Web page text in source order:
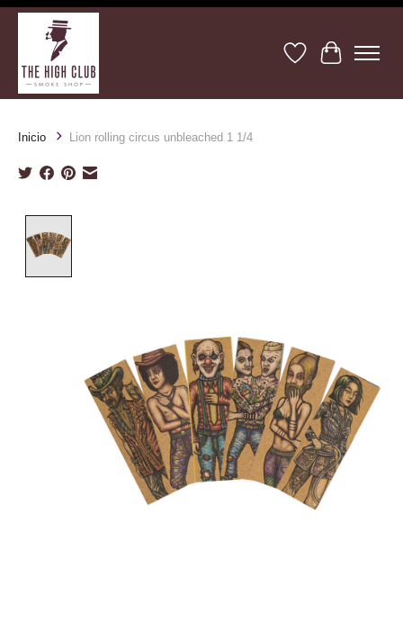
Lista de deseos
Cesta
Inicio Lion rolling circus unbleached 1 1/4